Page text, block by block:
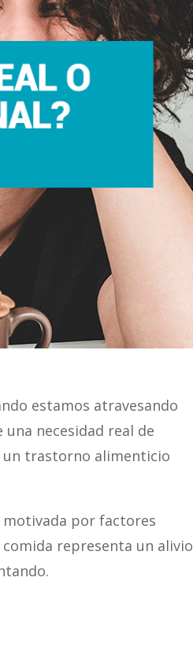
estamos atravesando
necesidad real de
un trastorno alimenticio
motivada por factores
representa un alivio